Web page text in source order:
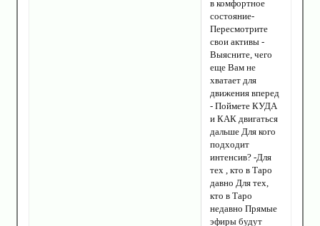
в комфортное
состояние-
Пересмотрите
свои активы -
Выясните, чего
еще Вам не
хватает для
движения вперед
- Поймете КУДА
и КАК двигаться
дальше Для кого
подходит
интенсив? -Для
тех , кто в Таро
давно Для тех,
кто в Таро
недавно Прямые
эфиры будут